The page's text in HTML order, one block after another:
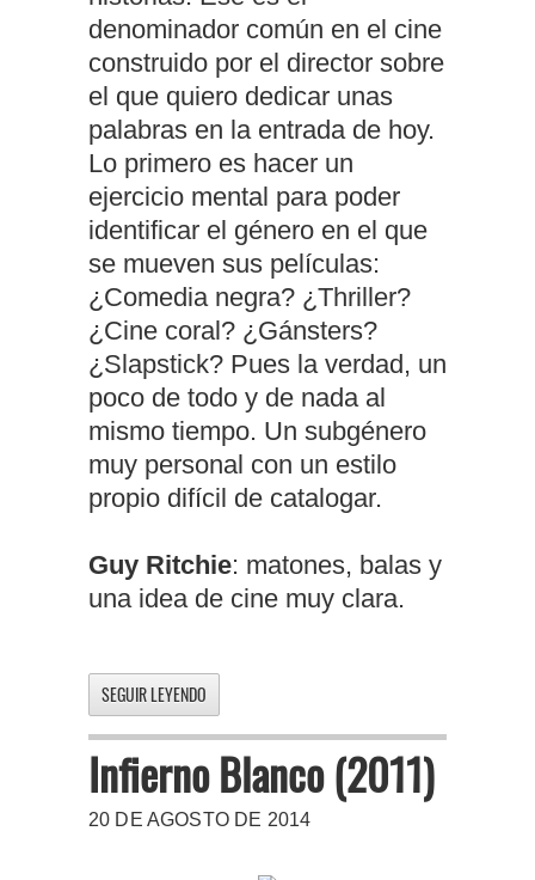
denominador común en el cine
construido por el director sobre
el que quiero dedicar unas
palabras en la entrada de hoy.
Lo primero es hacer un
ejercicio mental para poder
identificar el género en el que
se mueven sus películas:
¿Comedia negra? ¿Thriller?
¿Cine coral? ¿Gánsters?
¿Slapstick? Pues la verdad, un
poco de todo y de nada al
mismo tiempo. Un subgénero
muy personal con un estilo
propio difícil de catalogar.
Guy Ritchie: matones, balas y
una idea de cine muy clara.
SEGUIR LEYENDO
Infierno Blanco (2011)
20 DE AGOSTO DE 2014